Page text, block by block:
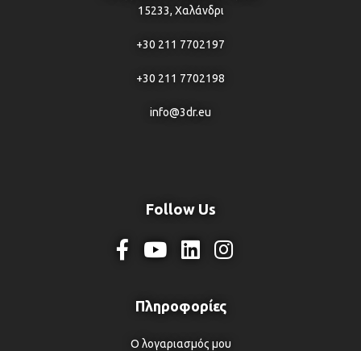
15233, Χαλάνδρι
+30 211 7702197
+30 211 7702198
info@3dr.eu
Follow Us
Ο λογαριασμός μου